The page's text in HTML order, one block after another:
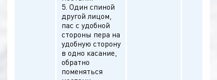
5. Один спиной
другой лицом,
пас с удобной
стороны пера на
удобную сторону
в одно касание,
обратно
поменяться